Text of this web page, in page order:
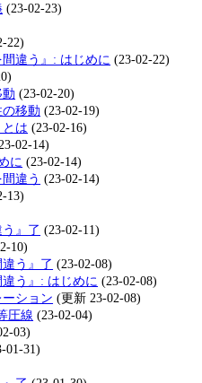
(23-02-23)
22)
違う』: はじめに (23-02-22)
(23-02-20)
移動 (23-02-19)
とは (23-02-16)
02-14)
に (23-02-14)
違う (23-02-14)
13)
』了 (23-02-11)
10)
う』了 (23-02-08)
う』: はじめに (23-02-08)
ション (更新 23-02-08)
圧線 (23-02-04)
03)
01-31)